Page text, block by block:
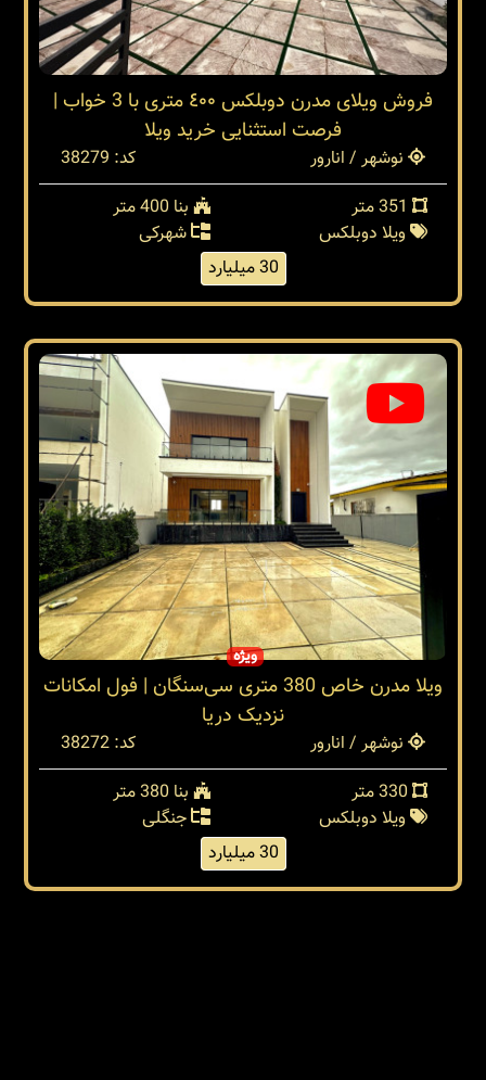
فروش ویلای مدرن دوبلکس ٤٠٠ متری با 3 خواب |
فرصت استثنایی خرید ویلا
نوشهر / انارور
کد: 38279
بنا 400 متر
ویلا دوبلکس
شهرکی
30 میلیارد
ویژه
ویلا مدرن خاص 380 متری سی‌سنگان | فول امکانات
نزدیک دریا
نوشهر / انارور
کد: 38272
بنا 380 متر
ویلا دوبلکس
جنگلی
30 میلیارد